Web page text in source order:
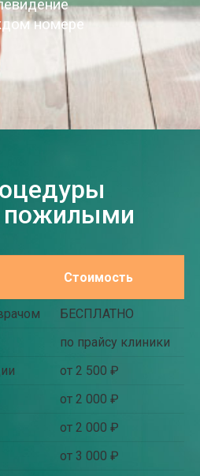
номере
пожилыми
Стоимость
БЕСПЛАТНО
по прайсу клиники
от 2 500 ₽
от 2 000 ₽
от 2 000 ₽
от 3 000 ₽